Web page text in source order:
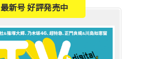
最新号 好評発売中